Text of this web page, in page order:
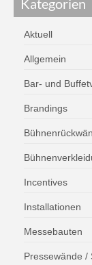
Kategorien
Aktuell
Allgemein
Bar- und
Brandings
Incentives
Installationen
Messebauten
Pressewände /